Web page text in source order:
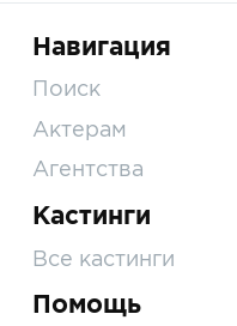
Навигация
Поиск
Актерам
Агентства
Кастинги
Все кастинги
Помощь